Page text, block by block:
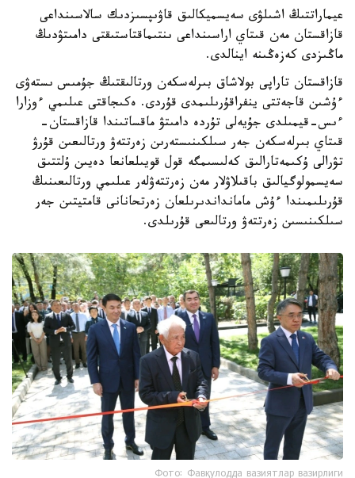
عيماراتتىڭ اشىلۋى سەيسميكالىق قاۋىپسىزدىك سالاسىنداعى
قازاقستان مەن قىتاي اراسىنداعى ىنتىماقتاستىقتى دامىتۋدىڭ
ماڭىزدى كەزەڭىنە اينالدى.
قازاقستان تاراپى بولاشاق بىرلەسكەن ورتالىقتىڭ جۇمىس ىستەۋى
ءۇشىن قاجەتتى ينفراقۇرىلىمدى قۇردى. ەكىجاقتى عىلىمي ءوزارا
ءىس-قيمىلدى جۇيەلى تۇردە دامىتۋ ماقساتىندا قازاقستان-
قىتاي بىرلەسكەن جەر سىلكىنىستەرىن زەرتتەۋ ورتالىعىن قۇرۋ
تۋرالى ۇكىمەتارالىق كەلىسىمگە قول قويىلعانعا دەيىن ۇلتتىق
سەيسمولوگيالىق باقىلاۋلار مەن زەرتتەۋلەر عىلىمي ورتالىعىنىڭ
قۇرىلىمىندا ءۇش مامانداندىرىلعان زەرتحانانى قامتيتىن جەر
سىلكىنىسىن زەرتتەۋ ورتالىعى قۇرىلدى.
Фото: Фавқулодда вазиятлар вазирлиги